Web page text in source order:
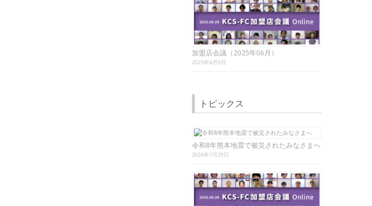
加盟店会議（2025年06月）
2025年6月9日
トピックス
令和8年熊本地震で被災されたみなさまへ
2026年7月29日